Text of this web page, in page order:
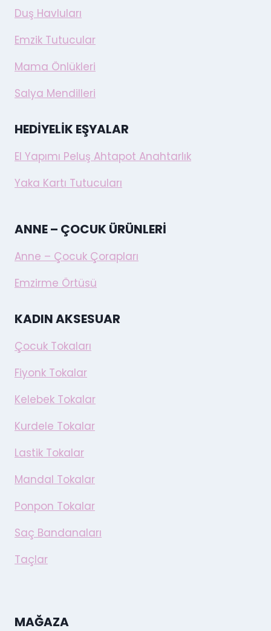
Duş Havluları
Emzik Tutucular
Mama Önlükleri
Salya Mendilleri
HEDIYELIK EŞYALAR
El Yapımı Peluş Ahtapot Anahtarlık
Yaka Kartı Tutucuları
ANNE – ÇOCUK ÜRÜNLERI
Anne – Çocuk Çorapları
Emzirme Örtüsü
KADIN AKSESUAR
Çocuk Tokaları
Fiyonk Tokalar
Kelebek Tokalar
Kurdele Tokalar
Lastik Tokalar
Mandal Tokalar
Ponpon Tokalar
Saç Bandanaları
Taçlar
MAĞAZA